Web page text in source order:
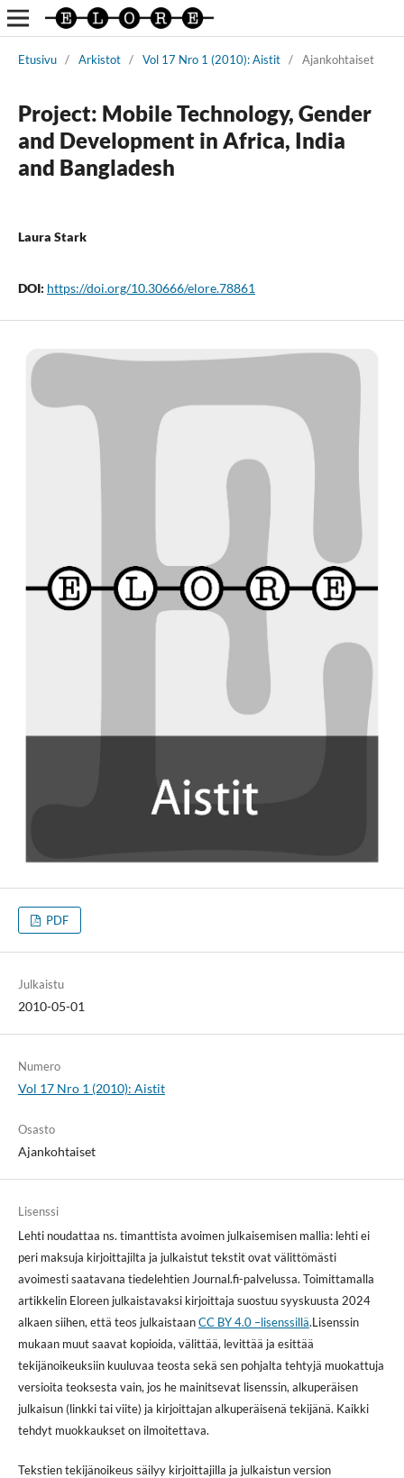
Etusivu / Arkistot / Vol 17 Nro 1 (2010): Aistit / Ajankohtaiset
Project: Mobile Technology, Gender
and Development in Africa, India
and Bangladesh
Laura Stark
DOI: https://doi.org/10.30666/elore.78861
PDF
Julkaistu
2010-05-01
Numero
Vol 17 Nro 1 (2010): Aistit
Osasto
Ajankohtaiset
Lisenssi
Lehti noudattaa ns. timanttista avoimen julkaisemisen mallia: lehti ei
peri maksuja kirjoittajilta ja julkaistut tekstit ovat välittömästi
avoimesti saatavana tiedelehtien Journal.fi-palvelussa. Toimittamalla
artikkelin Eloreen julkaistavaksi kirjoittaja suostuu syyskuusta 2024
alkaen siihen, että teos julkaistaanCC BY 4.0 –lisenssillä.Lisenssin
mukaan muut saavat kopioida, välittää, levittää ja esittää
tekijänoikeuksiin kuuluvaa teosta sekä sen pohjalta tehtyjä muokattuja
versioita teoksesta vain, jos he mainitsevat lisenssin, alkuperäisen
julkaisun (linkki tai viite) ja kirjoittajan alkuperäisenä tekijänä. Kaikki
tehdyt muokkaukset on ilmoitettava.
Tekstien tekijänoikeus säilyy kirjoittajilla ja julkaistun version